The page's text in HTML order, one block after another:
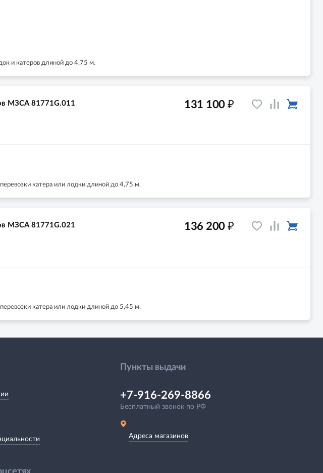
и катеров длиной до 4,75 м.
МЗСА 81771G.011
катера или лодки длиной до 4,75 м.
131 100 ₽
МЗСА 81771G.021
катера или лодки длиной до 5,45 м.
136 200 ₽
Пункты выдачи
+7-916-269-8866
Бесплатный звонок по РФ
Адреса магазинов